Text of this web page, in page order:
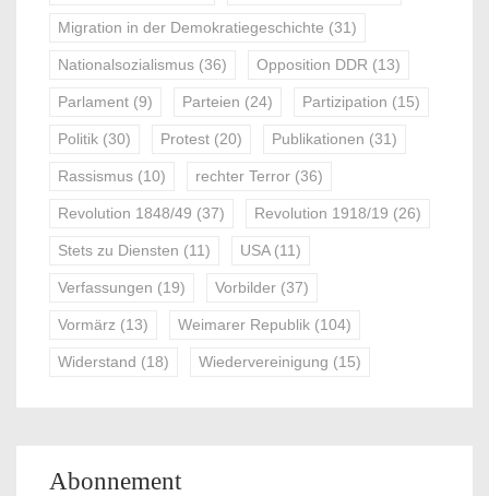
Migration in der Demokratiegeschichte (31)
Nationalsozialismus (36) Opposition DDR (13)
Parlament (9) Parteien (24) Partizipation (15)
Politik (30) Protest (20) Publikationen (31)
Rassismus (10) rechter Terror (36)
Revolution 1848/49 (37) Revolution 1918/19 (26)
Stets zu Diensten (11) USA(11)
Verfassungen (19) Vorbilder (37)
Vormärz (13) Weimarer Republik (104)
Widerstand (18) Wiedervereinigung (15)
Abonnement